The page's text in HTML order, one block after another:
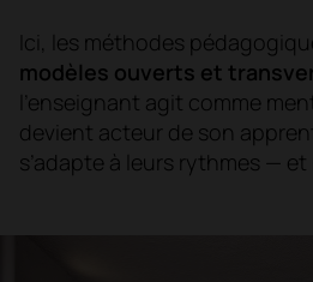
Ici, les méthodes
modèles ouverts et
l’enseignant agit comme
devient acteur de son
s’adapte à leurs rythmes — et